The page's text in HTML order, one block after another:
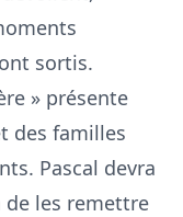
sortis.
» présente
des familles
Pascal devra
les remettre